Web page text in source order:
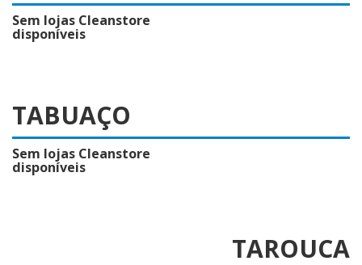
Sem lojas Cleanstore
disponíveis
TABUAÇO
Sem lojas Cleanstore
disponíveis
TAROUCA